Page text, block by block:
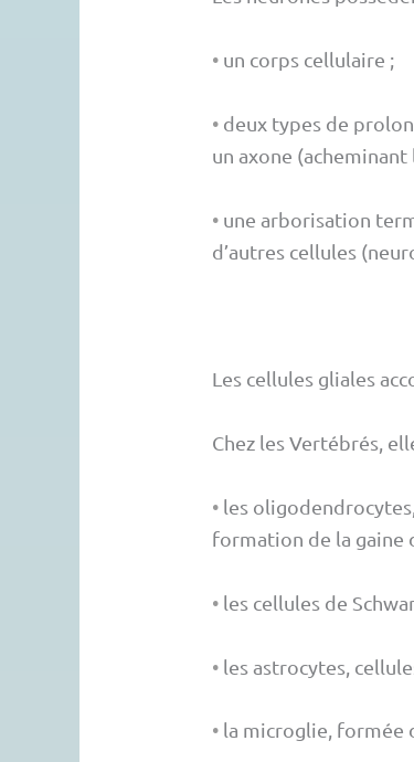
• un corps cellulaire ;
• deux types de
un axone
• une arborisation
d’autres cellules
Les cellules gliales
Chez les Vertébrés,
• les
formation de la gaine
• les cellules de
• les astrocytes,
• la microglie, formée